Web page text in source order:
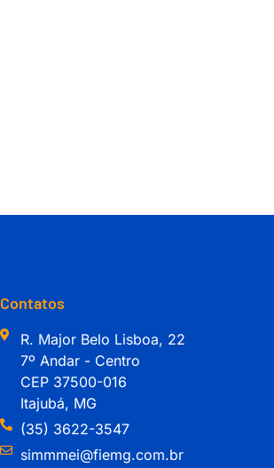
Contatos
R. Major Belo Lisboa, 22
7º Andar - Centro
CEP 37500-016
Itajubá, MG
(35) 3622-3547
simmmei@fiemg.com.br